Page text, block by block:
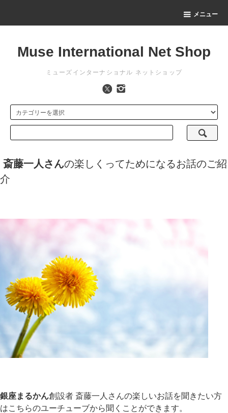
メニュー
Muse International Net Shop
ミューズインターナショナル ネットショップ
斎藤一人さんの楽しくってためになるお話のご紹
介
銀座まるかん創設者 斎藤一人さんの楽しいお話を聞きたい方
はこちらのユーチューブから聞くことができます。